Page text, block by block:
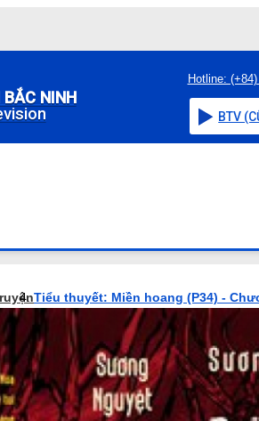
NINH
Hotline:
BTV
Tiểu thuyết: Miền hoang (P34) -